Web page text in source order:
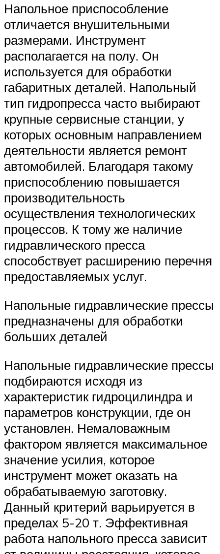
Напольное приспособление
отличается внушительными
размерами. Инструмент
располагается на полу. Он
используется для обработки
габаритных деталей. Напольный
тип гидропресса часто выбирают
крупные сервисные станции, у
которых основным направлением
деятельности является ремонт
автомобилей. Благодаря такому
приспособлению повышается
производительность
осуществления технологических
процессов. К тому же наличие
гидравлического пресса
способствует расширению перечня
предоставляемых услуг.
Напольные гидравлические прессы
предназначены для обработки
больших деталей
Напольные гидравлические прессы
подбираются исходя из
характеристик гидроцилиндра и
параметров конструкции, где он
установлен. Немаловажным
фактором является максимальное
значение усилия, которое
инструмент может оказать на
обрабатываемую заготовку.
Данный критерий варьируется в
пределах 5-20 т. Эффективная
работа напольного пресса зависит